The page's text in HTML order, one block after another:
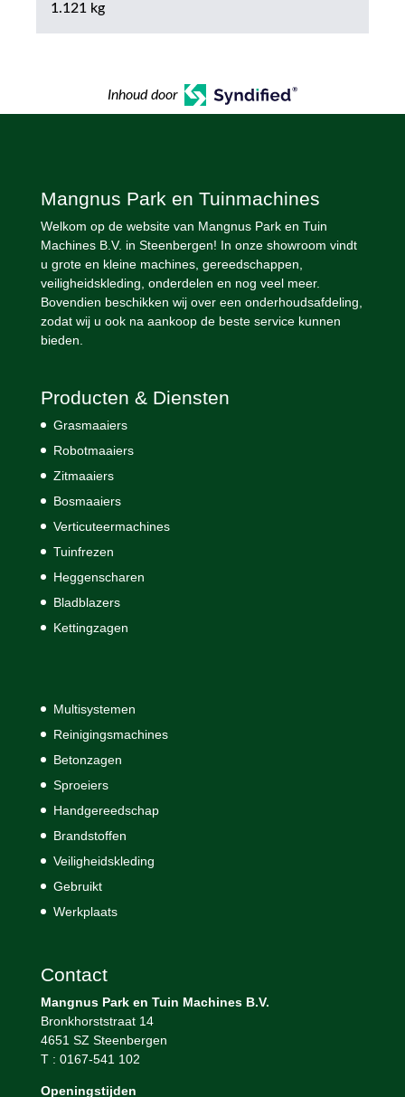
1.121 kg
Inhoud door
Mangnus Park en Tuinmachines
Welkom op de website van Mangnus Park en Tuin
Machines B.V. in Steenbergen! In onze showroom vindt
u grote en kleine machines, gereedschappen,
veiligheidskleding, onderdelen en nog veel meer.
Bovendien beschikken wij over een onderhoudsafdeling,
zodat wij u ook na aankoop de beste service kunnen
bieden.
Producten & Diensten
Grasmaaiers
Robotmaaiers
Zitmaaiers
Bosmaaiers
Verticuteermachines
Tuinfrezen
Heggenscharen
Bladblazers
Kettingzagen
Multisystemen
Reinigingsmachines
Betonzagen
Sproeiers
Handgereedschap
Brandstoffen
Veiligheidskleding
Gebruikt
Werkplaats
Contact
Mangnus Park en Tuin Machines B.V.
Bronkhorststraat 14
4651 SZ Steenbergen
T : 0167-541 102
Openingstijden